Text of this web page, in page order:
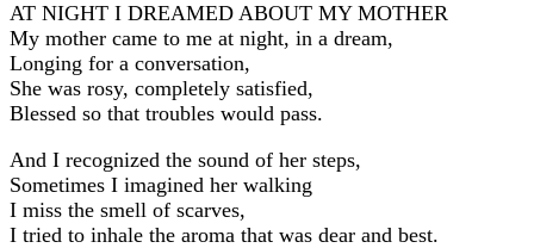
AT NIGHT I DREAMED ABOUT MY MOTHER
My mother came to me at night, in a dream,
Longing for a conversation,
She was rosy, completely satisfied,
Blessed so that troubles would pass.
And I recognized the sound of her steps,
Sometimes I imagined her walking
I miss the smell of scarves,
I tried to inhale the aroma that was dear and best.